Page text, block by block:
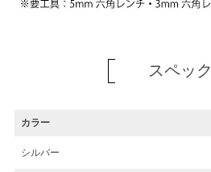
スペック
カラー
シルバー